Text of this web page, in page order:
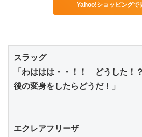
Yahoo!ショッピングで
スラッグ
「わははは・・！！　どうした！
後の変身をしたらどうだ！」
エクレアフリーザ